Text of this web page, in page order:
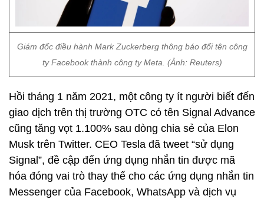
Giám đốc điều hành Mark Zuckerberg thông báo đổi tên công
ty Facebook thành công ty Meta. (Ảnh: Reuters)
Hồi tháng 1 năm 2021, một công ty ít người biết đến
giao dịch trên thị trường OTC có tên Signal Advance
cũng tăng vọt 1.100% sau dòng chia sẻ của Elon
Musk trên Twitter. CEO Tesla đã tweet “sử dụng
Signal”, đề cập đến ứng dụng nhắn tin được mã
hóa đóng vai trò thay thế cho các ứng dụng nhắn tin
Messenger của Facebook, WhatsApp và dịch vụ